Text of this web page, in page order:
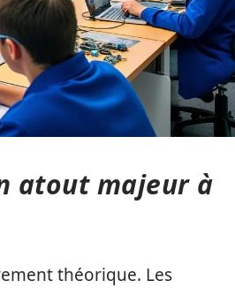
atout majeur à
théorique. Les